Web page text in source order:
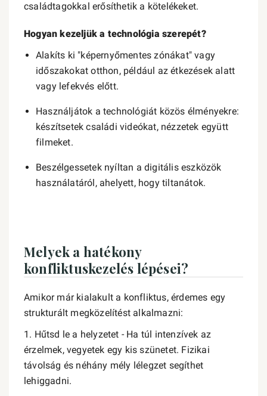
családtagokkal erősíthetik a kötelékeket.
Hogyan kezeljük a technológia szerepét?
Alakíts ki "képernyőmentes zónákat" vagy
időszakokat otthon, például az étkezések alatt
vagy lefekvés előtt.
Használjátok a technológiát közös élményekre:
készítsetek családi videókat, nézzetek együtt
filmeket.
Beszélgessetek nyíltan a digitális eszközök
használatáról, ahelyett, hogy tiltanátok.
Melyek a hatékony
konfliktuskezelés lépései?
Amikor már kialakult a konfliktus, érdemes egy
strukturált megközelítést alkalmazni:
1. Hűtsd le a helyzetet - Ha túl intenzívek az
érzelmek, vegyetek egy kis szünetet. Fizikai
távolság és néhány mély lélegzet segíthet
lehiggadni.